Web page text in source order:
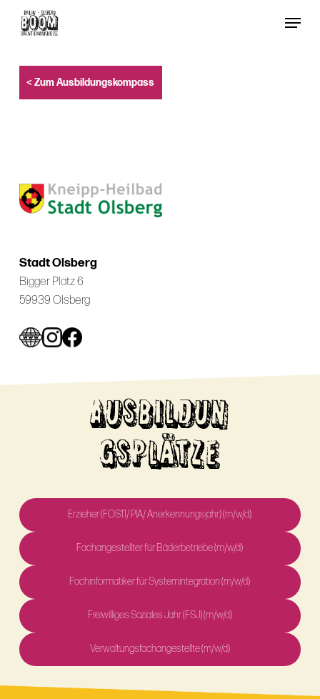
content
Menu
< Zum Ausbildungskompass
Stadt Olsberg
Bigger Platz 6
59939 Olsberg
AUSBILDUN
GSPLÄTZE
Erzieher (FOS11/ PIA/ Anerkennungsjahr) (m/w/d)
Fachangestellter für Bäderbetriebe (m/w/d)
Fachinformatiker für Systemintegration (m/w/d)
Freiwilliges Soziales Jahr (FSJ) (m/w/d)
Verwaltungsfachangestellte (m/w/d)